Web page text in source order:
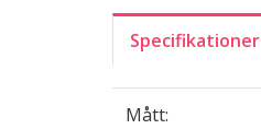
Specifikationer
Mått: